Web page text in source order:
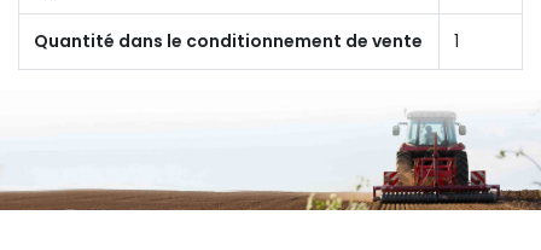
Quantité dans le conditionnement de vente 1